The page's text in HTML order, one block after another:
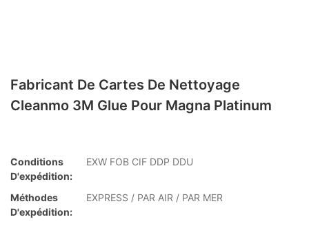
Fabricant De Cartes De Nettoyage
Cleanmo 3M Glue Pour Magna Platinum
Conditions
D'expédition:
EXW FOB CIF DDP DDU
Méthodes
D'expédition:
EXPRESS / PAR AIR / PAR MER